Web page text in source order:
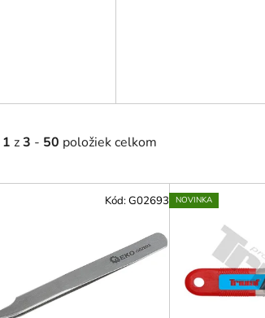
1 z3 - 50 položiek celkom
Kód:G02693 NOVINKA